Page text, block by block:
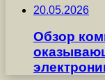
20.05.2026
Обзор